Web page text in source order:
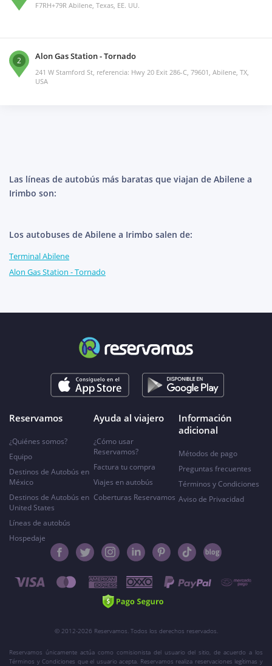
F7RH+79R Abilene, Texas, EE. UU.
2 Alon Gas Station - Tornado
241 W Stamford St, referencia: Hwy 20 Exit 286-C, 79601, Abilene, TX,
USA
Las líneas de autobús más baratas que viajan de Abilene a
Irimbo son:
Los autobuses de Abilene a Irimbo salen de:
Terminal Abilene
Alon Gas Station - Tornado
Reservamos
¿Quiénes somos?
Equipo
Destinos de Autobús en
México
Destinos de Autobús en
United States
Líneas de autobús
Hospedaje
Ayuda al viajero
¿Cómo usar
Reservamos?
Factura tu compra
Viajes en autobús
Coberturas Reservamos
Información
adicional
Métodos de pago
Preguntas frecuentes
Términos y Condiciones
Aviso de Privacidad
© 2012-2026 Reservamos. Todos los derechos reservados.
Reservamos únicamente actúa como comisionista del usuario del sitio, de acuerdo a los
Términos y Condiciones que el usuario acepta. Reservamos realiza reservaciones legítimas y